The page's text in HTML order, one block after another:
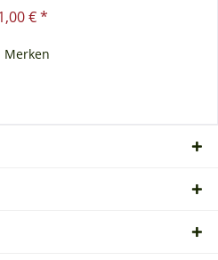
oder für Ihren
€ *
Merken